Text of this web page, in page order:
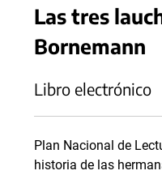
Las tres
Bornemann
Libro electrónico
Plan Nacional de
historia de las